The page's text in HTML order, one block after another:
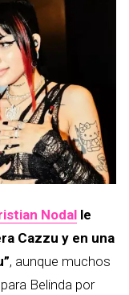
Nodal le
Cazzu y en una
, aunque muchos
Belinda por